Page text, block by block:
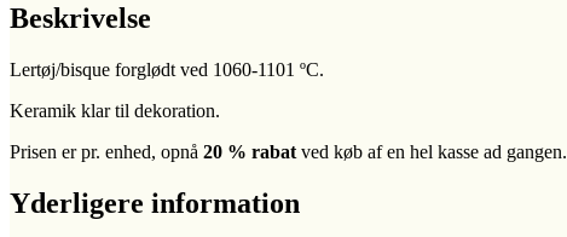
Beskrivelse
Lertøj/bisque forglødt ved 1060-1101 ºC.
Keramik klar til dekoration.
Prisen er pr. enhed, opnå 20 % rabat ved køb af en hel kasse ad gangen.
Yderligere information